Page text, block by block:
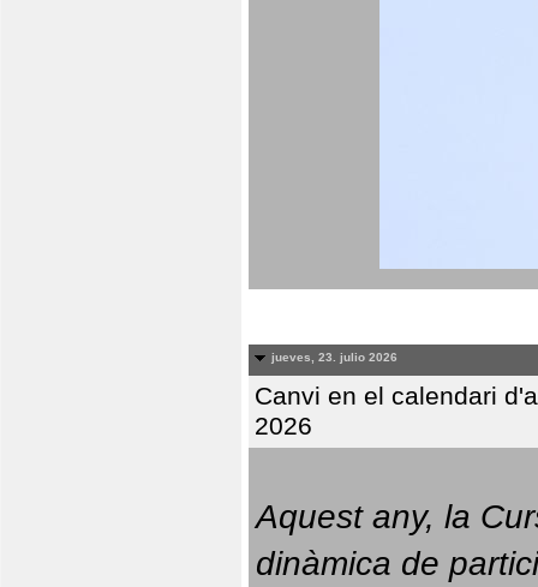
jueves, 23. julio 2026
Canvi en el calendari
2026
Aquest any, la
dinàmica de